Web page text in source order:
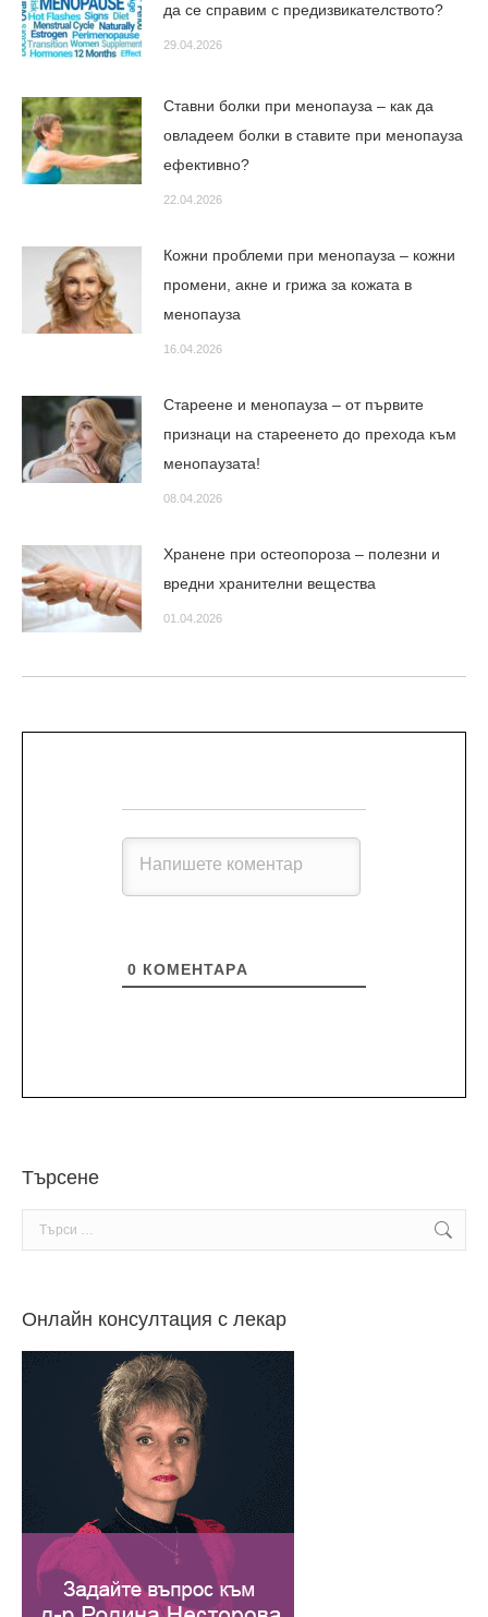
да се справим с предизвикателството?
29.04.2026
Ставни болки при менопауза – как да
овладеем болки в ставите при менопауза
ефективно?
22.04.2026
Кожни проблеми при менопауза – кожни
промени, акне и грижа за кожата в
менопауза
16.04.2026
Стареене и менопауза – от първите
признаци на стареенето до прехода към
менопаузата!
08.04.2026
Хранене при остеопороза – полезни и
вредни хранителни вещества
01.04.2026
0 КОМЕНТАРA
Търсене
Search:
Онлайн консултация с лекар